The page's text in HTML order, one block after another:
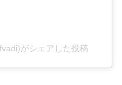
がシェアした投稿